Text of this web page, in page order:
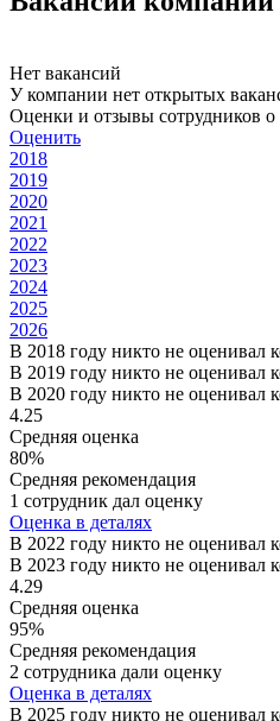
Нет вакансий
У компании нет открытых
Оценки и отзывы сотрудников
Оценить
2018
2019
2020
2021
2022
2023
2024
2025
2026
В 2018 году никто не оценивал
В 2019 году никто не оценивал
В 2020 году никто не оценивал
4.25
Средняя оценка
80%
Средняя рекомендация
1 сотрудник дал оценку
Оценка в деталях
В 2022 году никто не оценивал
В 2023 году никто не оценивал
4.29
Средняя оценка
95%
Средняя рекомендация
2 сотрудника дали оценку
Оценка в деталях
В 2025 году никто не оценивал